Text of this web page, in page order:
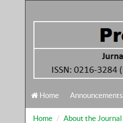
Home Announcements
Home About the Journal